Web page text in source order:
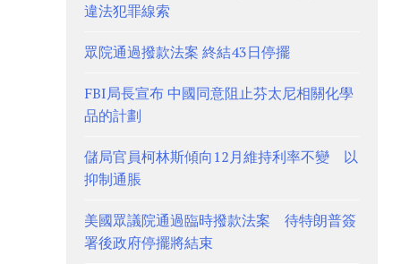
違法犯罪線索
眾院通過撥款法案 終結43日停擺
FBI局長宣布 中國同意阻止芬太尼相關化學
品的計劃
儲局官員柯林斯傾向12月維持利率不變 以
抑制通脹
美國眾議院通過臨時撥款法案 待特朗普簽
署後政府停擺將結束